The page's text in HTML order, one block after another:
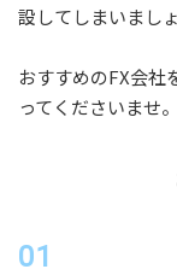
設してしまいましょ
おすすめのFX会社
ってくださいませ。